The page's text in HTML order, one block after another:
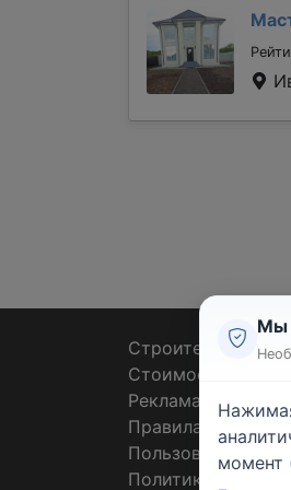
Строительные
Стоимость работ
Реклама
Правила
Пользовательское
Политика
Мы
момент